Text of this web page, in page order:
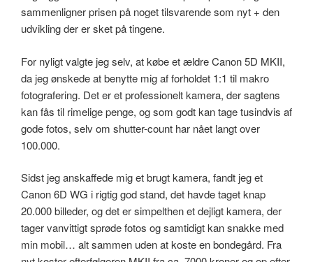
sammenligner prisen på noget tilsvarende som nyt + den
udvikling der er sket på tingene.
For nyligt valgte jeg selv, at købe et ældre Canon 5D MKII,
da jeg ønskede at benytte mig af forholdet 1:1 til makro
fotografering. Det er et professionelt kamera, der sagtens
kan fås til rimelige penge, og som godt kan tage tusindvis af
gode fotos, selv om shutter-count har nået langt over
100.000.
Sidst jeg anskaffede mig et brugt kamera, fandt jeg et
Canon 6D WG i rigtig god stand, det havde taget knap
20.000 billeder, og det er simpelthen et dejligt kamera, der
tager vanvittigt sprøde fotos og samtidigt kan snakke med
min mobil… alt sammen uden at koste en bondegård. Fra